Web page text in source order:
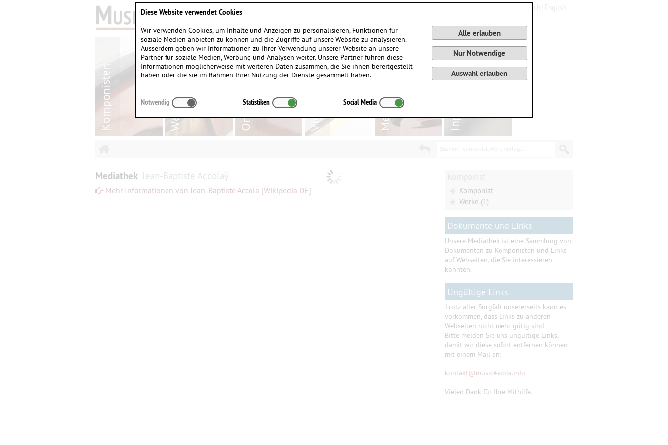
Mediathek Jean-Baptiste Accolaÿ
Mehr Informationen von Jean-Baptiste Accola [Wikipedia DE]
Komponist
Werke (1)
Dokumente und Links
Unsere Mediathek ist eine Sammlung von
Dokumenten zu Komponisten und Links
auf Webseiten, die Sie interessieren
könnten.
Ungültige Links
Trotz aller Sorgfalt unsererseits kann es
vorkommen, dass Links zu anderen
Webseiten nicht mehr gütig sind.
Bitte melden Sie uns ungültige Links,
damit wir diese sofort entfernen können
mit einem Mail an:
kontakt@music4viola.info
Vielen Dank für Ihre Mithilfe.
Diese Website verwendet Cookies
Wir verwenden Cookies, um Inhalte und Anzeigen zu personalisieren, Funktionen für
soziale Medien anbieten zu können und die Zugriffe auf unsere Website zu analysieren.
Ausserdem geben wir Informationen zu Ihrer Verwendung unserer Website an unsere
Partner für soziale Medien, Werbung und Analysen weiter. Unsere Partner führen diese
Informationen möglicherweise mit weiteren Daten zusammen, die Sie ihnen bereitgestellt
haben oder die sie im Rahmen Ihrer Nutzung der Dienste gesammelt haben.
Alle erlauben
Nur Notwendige
Auswahl erlauben
Notwendig Statistiken Social Media